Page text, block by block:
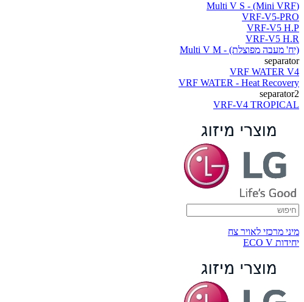
(Multi V S - (Mini VRF
VRF-V5-PRO
VRF-V5 H.P
VRF-V5 H.R
(יח' מעבה מפוצלת) - Multi V M
separator
VRF WATER V4
VRF WATER - Heat Recovery
separator2
VRF-V4 TROPICAL
מיני מרכזי לאויר צח
יחידות ECO V